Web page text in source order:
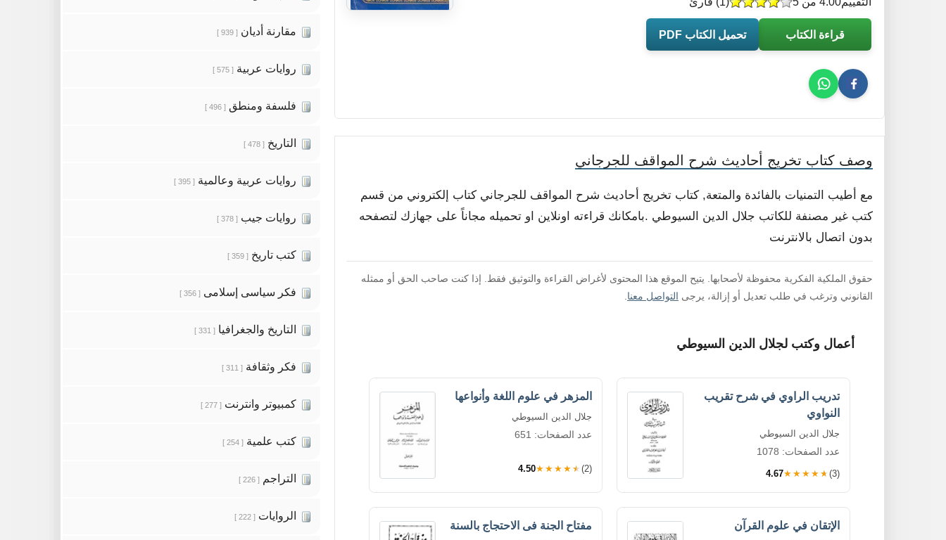
قراءة الكتاب تحميل الكتاب PDF
وصف كتاب تخريج أحاديث شرح المواقف للجرجاني
مع أطيب التمنيات بالفائدة والمتعة, كتاب تخريج أحاديث شرح المواقف للجرجاني كتاب إلكتروني من قسم
كتب غير مصنفة للكاتب جلال الدين السيوطي .بامكانك قراءته اونلاين او تحميله مجاناً على جهازك لتصفحه
بدون اتصال بالانترنت
حقوق الملكية الفكرية محفوظة لأصحابها. يتيح الموقع هذا المحتوى لأغراض القراءة والتوثيق فقط. إذا كنت صاحب الحق أو ممثله
القانوني وترغب في طلب تعديل أو إزالة، يرجى التواصل معنا
أعمال وكتب لجلال الدين السيوطي
تدريب الراوي في شرح تقريب
النواوي
جلال الدين السيوطي
عدد الصفحات: 1078
4.67★★★★★ (3)
المزهر في علوم اللغة وأنواعها
جلال الدين السيوطي
عدد الصفحات: 651
4.50★★★★★ (2)
الإتقان في علوم القرآن مفتاح الجنة فى الاحتجاج بالسنة
مقارنة أديان [ 939 ]
روايات عربية [ 575 ]
فلسفة ومنطق [ 496 ]
التاريخ [ 478 ]
روايات عربية وعالمية [ 395 ]
روايات جيب [ 378 ]
كتب تاريخ [ 359 ]
فكر سياسى إسلامى [ 356 ]
التاريخ والجغرافيا [ 331 ]
فكر وثقافة [ 311 ]
كمبيوتر وانترنت [ 277 ]
كتب علمية [ 254 ]
التراجم [ 226 ]
الروايات [ 222 ]